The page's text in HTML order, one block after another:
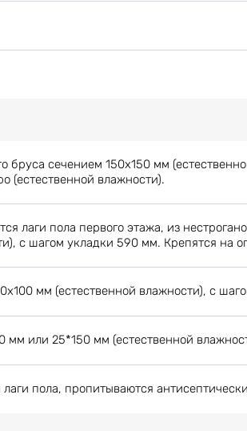
бруса сечением 150х150 мм
(естественной влажности).
лаги пола первого этажа, из
с шагом укладки 590 мм. Крепятся на
мм (естественной влажности), с
мм или 25*150 мм (естественной
пола, пропитываются